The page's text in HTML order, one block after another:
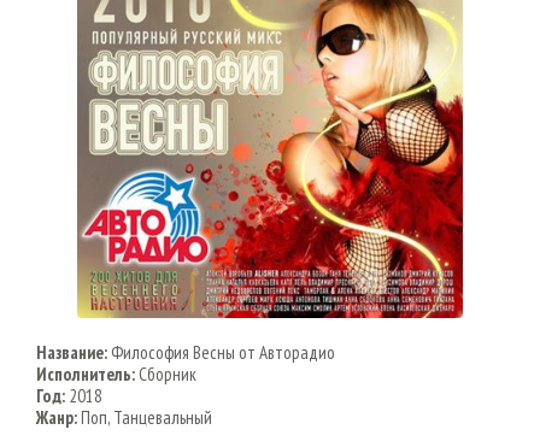
Название: Философия Весны от Авторадио
Исполнитель:Сборник
Год: 2018
Жанр:Поп, Танцевальный